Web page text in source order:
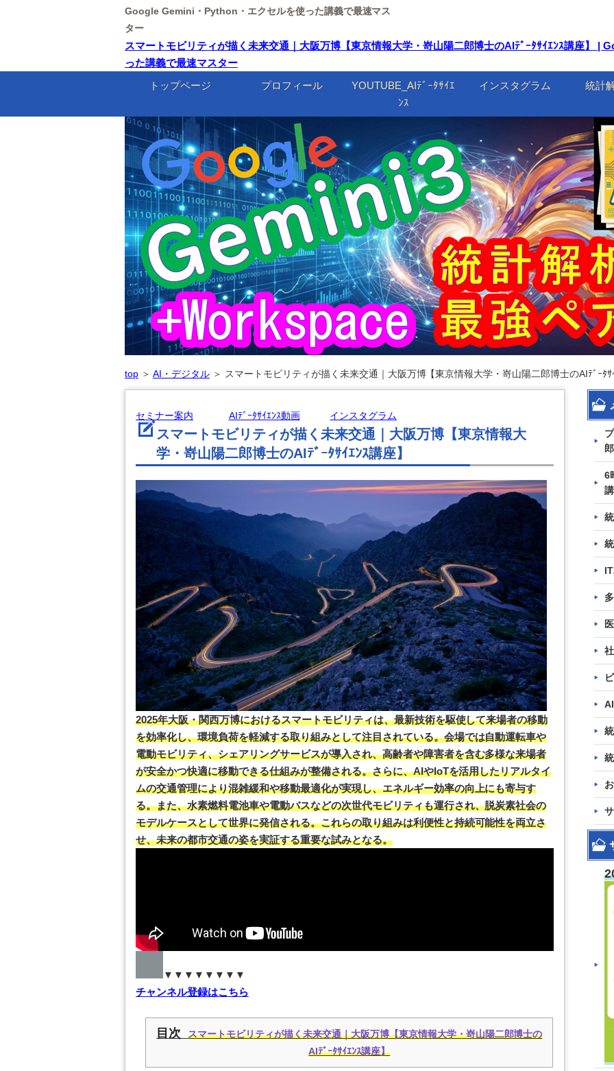
Google Gemini・Python・エクセルを使った講義で最速マス
ター
スマートモビリティが描く未来交通｜大阪万博【東京情報大学・嵜山陽二郎博士のAIﾃﾞｰﾀｻｲｴﾝｽ講座】 |
った講義で最速マスター
トップページ
プロフィール
YOUTUBE_AIﾃﾞｰﾀｻｲｴ
ﾝｽ
インスタグラム 統計
top＞ AI・デジタル＞ スマートモビリティが描く未来交通｜大阪万博【東京情報大学・嵜山陽二郎博士のAIﾃﾞｰﾀｻ
セミナー案内 AIﾃﾞｰﾀｻｲｴﾝｽ動画 インスタグラム
スマートモビリティが描く未来交通｜大阪万博【東京情報大
学・嵜山陽二郎博士のAIﾃﾞｰﾀｻｲｴﾝｽ講座】
2025年大阪・関西万博におけるスマートモビリティは、最新技術を駆使して来場者の移動
を効率化し、環境負荷を軽減する取り組みとして注目されている。会場では自動運転車や
電動モビリティ、シェアリングサービスが導入され、高齢者や障害者を含む多様な来場者
が安全かつ快適に移動できる仕組みが整備される。さらに、AIやIoTを活用したリアルタイ
ムの交通管理により混雑緩和や移動最適化が実現し、エネルギー効率の向上にも寄与す
る。また、水素燃料電池車や電動バスなどの次世代モビリティも運行され、脱炭素社会の
モデルケースとして世界に発信される。これらの取り組みは利便性と持続可能性を両立さ
せ、未来の都市交通の姿を実証する重要な試みとなる。
▼▼▼▼▼▼▼▼
チャンネル登録はこちら
目次
スマートモビリティが描く未来交通｜大阪万博【東京情報大学・嵜山陽二郎博士の
AIﾃﾞｰﾀｻｲｴﾝｽ講座】
6